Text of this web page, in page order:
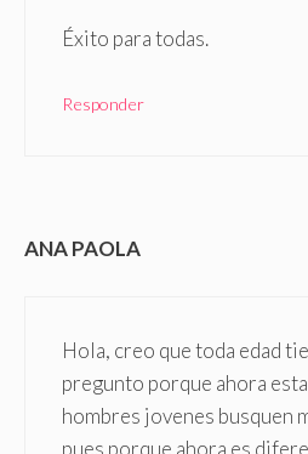
Éxito para todas.
Responder
ANA PAOLA
Hola, creo que toda edad
pregunto porque ahora esta
hombres jovenes busquen
pues porque ahora es